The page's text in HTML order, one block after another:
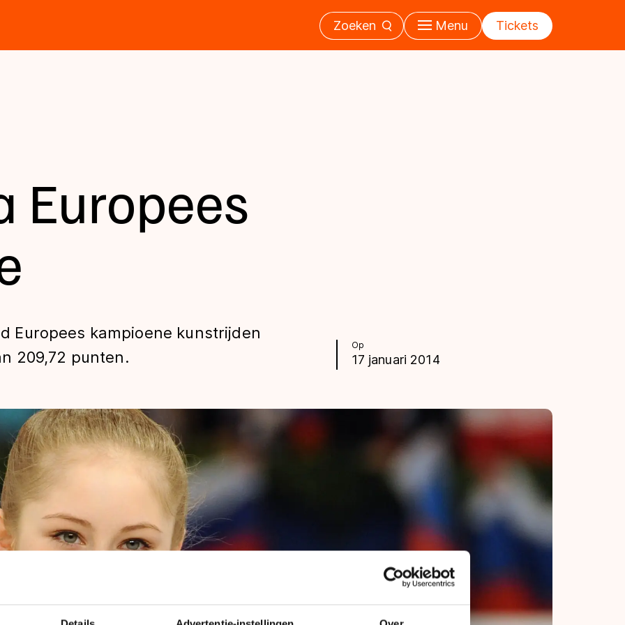
Zoeken Menu Tickets
Op
17 januari 2014
Europees
Europees kampioene kunstrijden
209,72 punten.